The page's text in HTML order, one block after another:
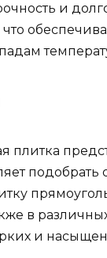
и
плитка
в
и